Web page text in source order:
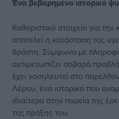
Ένα βεβαρημένο ιστορικό
Καθοριστικό στοιχείο για
αποτελεί η κατάσταση της
δράστη. Σύμφωνα με
αντιμετωπίζει σοβαρά
έχει νοσηλευτεί στο
Λέρου, ένα ιστορικό που
ιδιαίτερα στην πορεία της
της πράξης του.